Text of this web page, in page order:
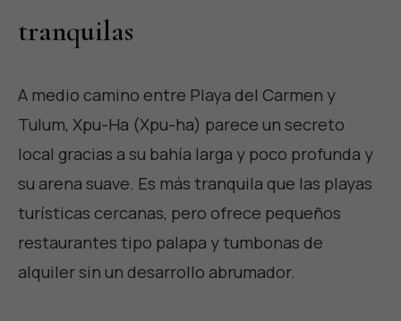
tranquilas
A medio camino entre Playa del Carmen y
Tulum, Xpu-Ha (Xpu-ha) parece un secreto
local gracias a su bahía larga y poco profunda y
su arena suave. Es más tranquila que las playas
turísticas cercanas, pero ofrece pequeños
restaurantes tipo palapa y tumbonas de
alquiler sin un desarrollo abrumador.